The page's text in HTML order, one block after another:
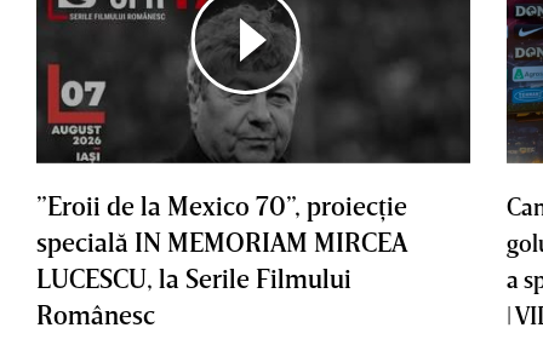
”Eroii de la Mexico 70”, proiecţie
specială IN MEMORIAM MIRCEA
LUCESCU, la Serile Filmului
Românesc
a
|